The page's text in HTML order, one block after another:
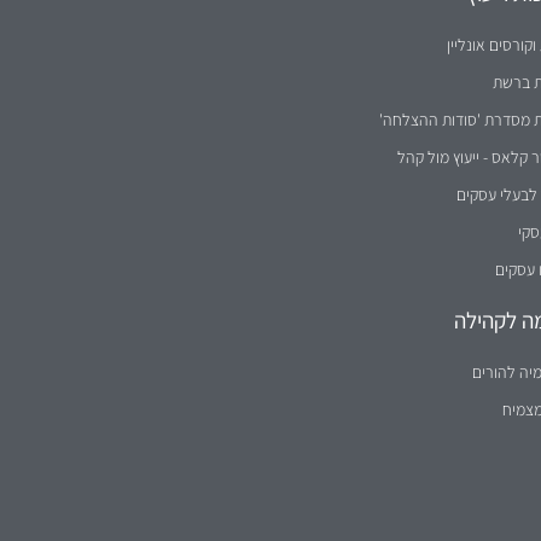
אונליין
ברשת
מסדרת 'סודות ההצלחה'
קלאס - ייעוץ מול קהל
לבעלי עסקים
עסקים
לקהילה
להורים